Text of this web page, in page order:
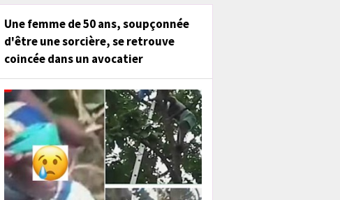
Une femme de 50 ans, soupçonnée
d'être une sorcière, se retrouve
coincée dans un avocatier